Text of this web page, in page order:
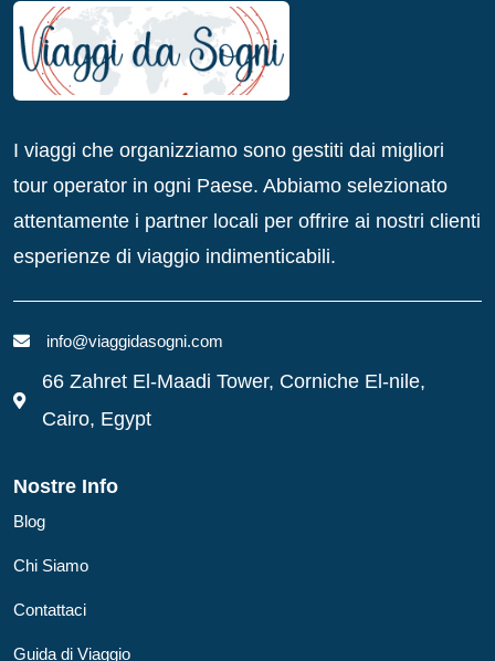
I viaggi che organizziamo sono gestiti dai migliori
tour operator in ogni Paese. Abbiamo selezionato
attentamente i partner locali per offrire ai nostri clienti
esperienze di viaggio indimenticabili.
info@viaggidasogni.com
66 Zahret El-Maadi Tower, Corniche El-nile,
Cairo, Egypt
Nostre Info
Blog
Chi Siamo
Contattaci
Guida di Viaggio